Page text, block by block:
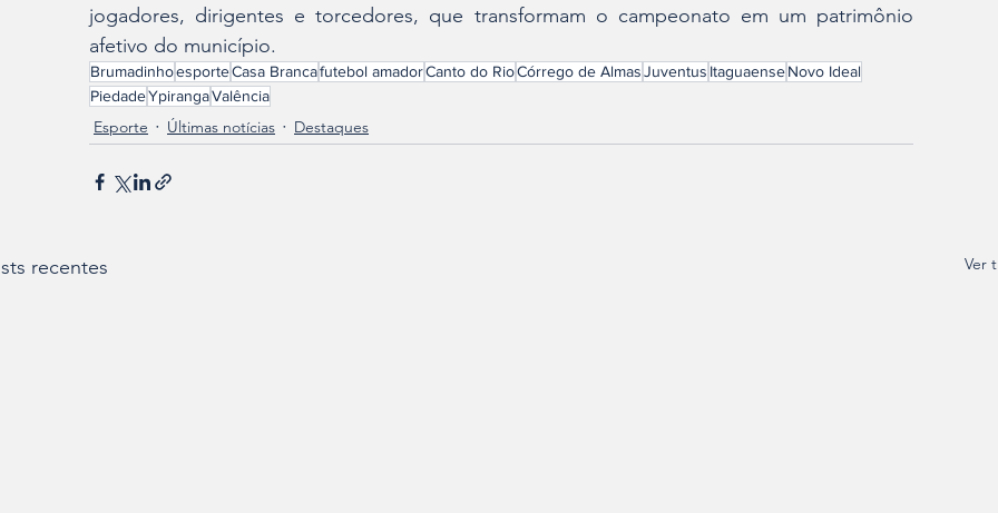
jogadores, dirigentes e torcedores, que transformam o campeonato em um patrimônio
afetivo do município.
BrumadinhoesporteCasa Brancafutebol amadorCanto do RioCórrego de AlmasJuventus ItaguaenseNovo Ideal
PiedadeYpirangaValência
Esporte Últimas notícias Destaques
recentes Ver